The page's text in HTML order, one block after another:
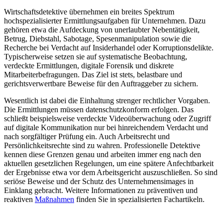
Wirtschaftsdetektive übernehmen ein breites Spektrum
hochspezialisierter Ermittlungsaufgaben für Unternehmen. Dazu
gehören etwa die Aufdeckung von unerlaubter Nebentätigkeit,
Betrug, Diebstahl, Sabotage, Spesenmanipulation sowie die
Recherche bei Verdacht auf Insiderhandel oder Korruptionsdelikte.
Typischerweise setzen sie auf systematische Beobachtung,
verdeckte Ermittlungen, digitale Forensik und diskrete
Mitarbeiterbefragungen. Das Ziel ist stets, belastbare und
gerichtsverwertbare Beweise für den Auftraggeber zu sichern.
Wesentlich ist dabei die Einhaltung strenger rechtlicher Vorgaben.
Die Ermittlungen müssen datenschutzkonform erfolgen. Das
schließt beispielsweise verdeckte Videoüberwachung oder Zugriff
auf digitale Kommunikation nur bei hinreichendem Verdacht und
nach sorgfältiger Prüfung ein. Auch Arbeitsrecht und
Persönlichkeitsrechte sind zu wahren. Professionelle Detektive
kennen diese Grenzen genau und arbeiten immer eng nach den
aktuellen gesetzlichen Regelungen, um eine spätere Anfechtbarkeit
der Ergebnisse etwa vor dem Arbeitsgericht auszuschließen. So sind
seriöse Beweise und der Schutz des Unternehmensimages in
Einklang gebracht. Weitere Informationen zu präventiven und
reaktiven Maßnahmen finden Sie in spezialisierten Fachartikeln.